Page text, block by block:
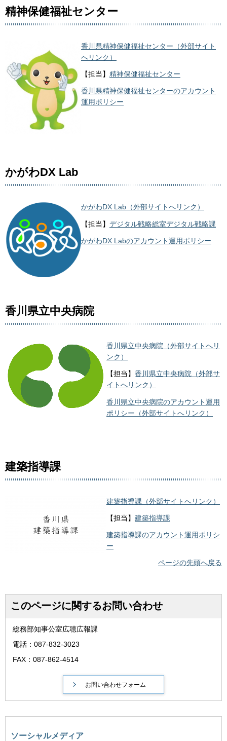
精神保健福祉センター
香川県精神保健福祉センター（外部サイト
へリンク）
【担当】 精神保健福祉センター
香川県精神保健福祉センターのアカウント
運用ポリシー
かがわDX Lab
かがわDX Lab（外部サイトへリンク）
【担当】 デジタル戦略総室デジタル戦略課
かがわDX Labのアカウント運用ポリシー
香川県立中央病院
香川県立中央病院（外部サイトへリ
ンク）
【担当】 香川県立中央病院（外部サ
イトへリンク）
香川県立中央病院のアカウント運用
ポリシー（外部サイトへリンク）
建築指導課
建築指導課（外部サイトへリンク）
【担当】 建築指導課
建築指導課のアカウント運用ポリシ
ー
ページの先頭へ戻る
このページに関するお問い合わせ
総務部知事公室広聴広報課
電話：087-832-3023
FAX：087-862-4514
ソーシャルメディア